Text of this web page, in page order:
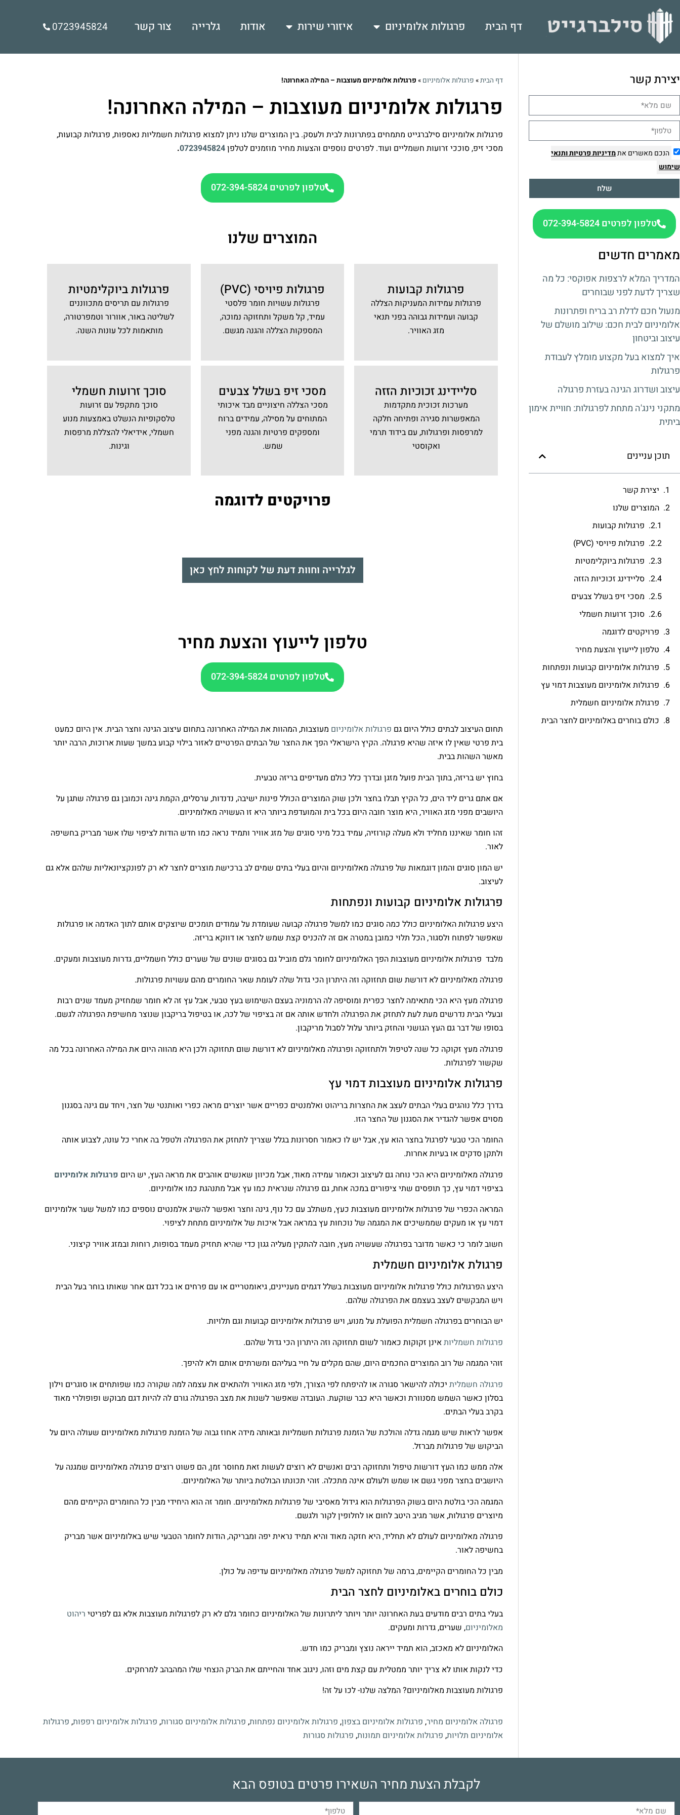
דף הבית פרגולות אלומיניום איזורי שירות אודות גלרייה צור קשר 0723945824
יצירת קשר
הנכם מאשרים אתמדיניות פרטיותותנאי
שימוש
שלח
טלפון לפרטים 072-394-5824
מאמרים חדשים
המדריך המלא לרצפות אפוקסי: כל מה
שצריך לדעת לפני שבוחרים
מנעול חכם לדלת רב בריח ופתרונות
אלומיניום לבית חכם: שילוב מושלם של
עיצוב וביטחון
איך למצוא בעל מקצוע מומלץ לעבודת
פרגולות
עיצוב ושדרוג הגינה בעזרת פרגולה
מתקני נינג'ה מתחת לפרגולות: חוויית אימון
ביתית
תוכן עניינים
יצירת קשר
המוצרים שלנו
פרגולות קבועות
פרגולות פיויסי (PVC)
פרגולות ביוקלימטיות
סליידינג זכוכיות הזזה
מסכי זיפ בשלל צבעים
סוכך זרועות חשמלי
פרויקטים לדוגמה
טלפון לייעוץ והצעת מחיר
פרגולות אלומיניום קבועות ונפתחות
פרגולות אלומיניום מעוצבות דמוי עץ
פרגולת אלומיניום חשמלית
כולם בוחרים באלומיניום לחצר הבית
דף הבית» פרגולות אלומיניום » פרגולות אלומיניום מעוצבות – המילה האחרונה!
פרגולות אלומיניום מעוצבות – המילה האחרונה!
פרגולות אלומיניום סילברגייט מתמחים בפתרונות לבית ולעסק. בין המוצרים שלנו ניתן למצוא פרגולות חשמליות נאספות, פרגולות קבועות,
מסכי זיפ, סוככי זרועות חשמליים ועוד. לפרטים נוספים והצעות מחיר מוזמנים לטלפן0723945824
.
טלפון לפרטים 072-394-5824
המוצרים שלנו
פרגולות קבועות
פרגולות עמידות המעניקות הצללה
קבועה ועמידות גבוהה בפני תנאי
מזג האוויר.
פרגולות פיויסי (PVC)
פרגולות עשויות חומר פלסטי
עמיד, קל משקל ותחזוקה נמוכה,
המספקות הצללה והגנה מגשם.
פרגולות ביוקלימטיות
פרגולות עם תריסים מתכווננים
לשליטה באור, אוורור וטמפרטורה,
מותאמות לכל עונות השנה.
סליידינג זכוכיות הזזה
מערכות זכוכית מתקדמות
המאפשרות סגירה ופתיחה חלקה
למרפסות ופרגולות, עם בידוד תרמי
ואקוסטי
מסכי זיפ בשלל צבעים
מסכי הצללה חיצוניים מבד איכותי
המתוחים על מסילה, עמידים ברוח
ומספקים פרטיות והגנה מפני
שמש.
סוכך זרועות חשמלי
סוכך מתקפל עם זרועות
טלסקופיות הנשלט באמצעות מנוע
חשמלי, אידיאלי להצללת מרפסות
וגינות.
פרויקטים לדוגמה
לגלרייה וחוות דעת של לקוחות לחץ כאן
טלפון לייעוץ והצעת מחיר
טלפון לפרטים 072-394-5824
תחום העיצוב לבתים כולל היום גם פרגולות אלומיניום מעוצבות, המהוות את המילה האחרונה בתחום עיצוב הגינה וחצר הבית. אין היום כמעט
בית פרטי שאין לו איזה שהיא פרגולה. הקיץ הישראלי הפך את החצר של הבתים הפרטיים לאזור בילוי קבוע במשך שעות ארוכות, הרבה יותר
מאשר השהות בבית.
בחוץ יש בריזה, בתוך הבית פועל מזגן ובדרך כלל כולם מעדיפים בריזה טבעית.
אם אתם גרים ליד הים, כל הקיץ תבלו בחצר ולכן שוק המוצרים הכולל פינות ישיבה, נדנדות, ערסלים, הקמת גינה וכמובן גם פרגולה שתגן על
היושבים מפני מזג האוויר, היא מוצר חובה היום בכל בית והמועדפת ביותר היא זו העשויה מאלומיניום.
זהו חומר שאיננו מחליד ולא מעלה קורוזיה, עמיד בכל מיני סוגים של מזג אוויר ותמיד נראה כמו חדש הודות לציפוי שלו אשר מבריק בחשיפה
לאור.
יש המון סוגים והמון דוגמאות של פרגולה מאלומיניום והיום בעלי בתים שמים לב ברכישת מוצרים לחצר לא רק לפונקציונאליות שלהם אלא גם
לעיצוב.
פרגולות אלומיניום קבועות ונפתחות
היצע פרגולות האלומיניום כולל כמה סוגים כמו למשל פרגולה קבועה שעומדת על עמודים תומכים שיוצקים אותם לתוך האדמה או פרגולות
שאפשר לפתוח ולסגור, הכל תלוי כמובן במטרה אם זה להכניס קצת שמש לחצר או דווקא בריזה.
מלבד פרגולות אלומיניום מעוצבות הפך האלומיניום לחומר גלם מוביל גם בסוגים שונים של שערים כולל חשמליים, גדרות מעוצבות ומעקים.
פרגולה מאלומיניום לא דורשת שום תחזוקה וזה היתרון הכי גדול שלה לעומת שאר החומרים מהם עשויות פרגולות.
פרגולה מעץ היא הכי מתאימה לחצר כפרית ומוסיפה לה הרמוניה בעצם השימוש בעץ טבעי, אבל עץ זה לא חומר שמחזיק מעמד שנים רבות
ובעלי הבית נדרשים מעת לעת לתחזק את הפרגולה ולחדש אותה אם זה בציפוי של לכה, או בטיפול בריקבון שנוצר מחשיפת הפרגולה לגשם.
בסופו של דבר גם העץ הגושני והחזק ביותר עלול לסבול מריקבון.
פרגולה מעץ זקוקה כל שנה לטיפול ולתחזוקה ופרגולה מאלומיניום לא דורשת שום תחזוקה ולכן היא מהווה היום את המילה האחרונה בכל מה
שקשור לפרגולות.
פרגולות אלומיניום מעוצבות דמוי עץ
בדרך כלל נוהגים בעלי הבתים לעצב את החצרות בריהוט ואלמנטים כפריים אשר יוצרים מראה כפרי ואותנטי של חצר, ויחד עם גינה בסגנון
מסוים אפשר להגדיר את הסגנון של החצר הזו.
החומר הכי טבעי לפרגול בחצר הוא עץ, אבל יש לו כאמור חסרונות בגלל שצריך לתחזק את הפרגולה ולטפל בה אחרי כל עונה, לצבוע אותה
ולתקן סדקים או בעיות אחרות.
פרגולה מאלומיניום היא הכי נוחה גם לעיצוב וכאמור עמידה מאוד, אבל מכיוון שאנשים אוהבים את מראה העץ, יש היום פרגולות אלומיניום
בציפוי דמוי עץ, כך תופסים שתי ציפורים במכה אחת, גם פרגולה שנראית כמו עץ אבל מתנהגת כמו אלומיניום.
המראה הכפרי של פרגולות אלומיניום מעוצבות כעץ, משתלב עם כל נוף, גינה וחצר ואפשר להשיג אלמנטים נוספים כמו למשל שער אלומיניום
דמוי עץ או מעקים שממשיכים את המגמה של נוכחות עץ במראה אבל איכות של אלומיניום מתחת לציפוי.
חשוב לומר כי כאשר מדובר בפרגולה שעשויה מעץ, חובה להתקין מעליה גגון כדי שהיא תחזיק מעמד בסופות, רוחות ובמזג אוויר קיצוני.
פרגולת אלומיניום חשמלית
היצע הפרגולות כולל פרגולות אלומיניום מעוצבות בשלל דגמים מעניינים, גיאומטריים או עם פרחים או בכל דגם אחר שאותו בוחר בעל הבית
ויש המבקשים לעצב בעצמם את הפרגולה שלהם.
יש הבוחרים בפרגולה חשמלית הפועלת על מנוע, ויש פרגולות אלומיניום קבועות וגם תלויות.
פרגולות חשמליותאינן זקוקות כאמור לשום תחזוקה וזה היתרון הכי גדול שלהם.
זוהי המגמה של רוב המוצרים החכמים היום, שהם מקלים על חיי בעליהם ומשרתים אותם ולא להיפך.
פרגולה חשמלית יכולה להישאר סגורה או להיפתח לפי הצורך, ולפי מזג האוויר ולהתאים את עצמה למה שקורה כמו שפותחים או סוגרים וילון
בסלון כאשר השמש מסנוורת וכאשר היא כבר שוקעת. העובדה שאפשר לשנות את מצב הפרגולה גורם לה להיות דגם מבוקש ופופולרי מאוד
בקרב בעלי הבתים.
אפשר לראות שיש מגמה גדלה והולכת של הזמנת פרגולות חשמליות ובאותה מידה אחוז גבוה של הזמנת פרגולות מאלומיניום שעולה היום על
הביקוש של פרגולות מברזל.
אלה ממש כמו העץ דורשות טיפול ותחזוקה רבים ואנשים לא רוצים לעשות זאת מחוסר זמן, הם פשוט רוצים פרגולה מאלומיניום שמגנה על
היושבים בחצר מפני גשם או שמש ולעולם אינה מתכלה. זוהי תכונתו הבולטת ביותר של האלומיניום.
המגמה הכי בולטת היום בשוק הפרגולות הוא גידול מאסיבי של פרגולות מאלומיניום. חומר זה הוא היחידי מבין כל החומרים הקיימים מהם
מיוצרים פרגולות, אשר מגיב היטב לחום או לחלופין לקור ולגשם.
פרגולה מאלומיניום לעולם לא תחליד, היא חזקה מאוד והיא תמיד נראית יפה ומבריקה, הודות לחומר הטבעי שיש באלומיניום אשר מבריק
בחשיפה לאור.
מבין כל החומרים הקיימים, ברמה של תחזוקה למשל פרגולה מאלומיניום עדיפה על כולן.
כולם בוחרים באלומיניום לחצר הבית
בעלי בתים רבים מודעים בעת האחרונה יותר ויותר ליתרונות של האלומיניום כחומר גלם לא רק לפרגולות מעוצבות אלא גם לפריטי ריהוט
מאלומיניום, שערים, גדרות ומעקים.
האלומיניום לא מאכזב, הוא תמיד ייראה נוצץ ומבריק כמו חדש.
כדי לנקות אותו לא צריך יותר ממטלית עם קצת מים וזהו, ניגוב אחד והחייתם את הברק הנצחי שלו המהבהב למרחקים.
פרגולות מעוצבות מאלומיניום? המלצה שלנו- לכו על זה!
פרגולה אלומיניום מחיר, פרגולות אלומיניום בצפון, פרגולות אלומיניום נפתחות, פרגולות אלומיניום סגורות, פרגולות אלומיניום רפפות, פרגולות
אלומיניום תלויות, פרגולות אלומיניום תמונות, פרגולות סגורות
לקבלת הצעת מחיר השאירו פרטים בטופס הבא